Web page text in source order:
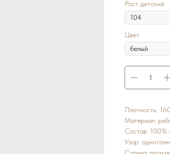
Рост детский
Цвет
Плотность:
Материал:
Состав: 100%
Узор: